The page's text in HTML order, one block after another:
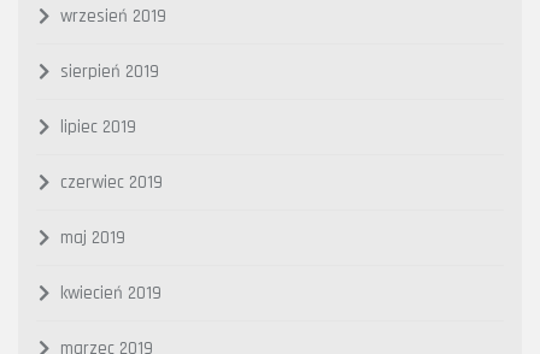
wrzesień 2019
sierpień 2019
lipiec 2019
czerwiec 2019
maj 2019
kwiecień 2019
marzec 2019